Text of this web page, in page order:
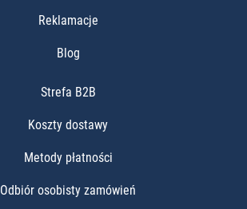
Reklamacje
Blog
Strefa B2B
Koszty dostawy
Metody płatności
Odbiór osobisty zamówień